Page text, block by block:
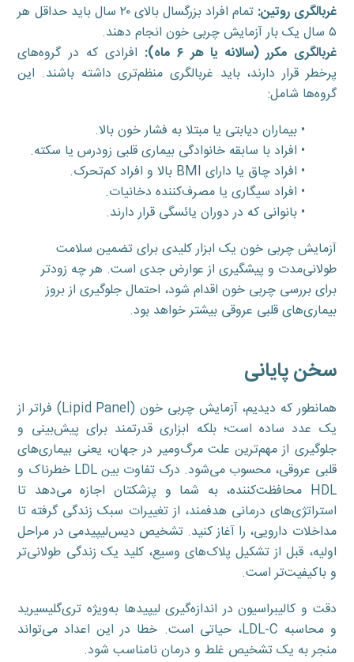
غربالگری روتین:
تمام افراد بزرگسال بالای ۲۰ سال باید حداقل هر
۵ سال یک بار آزمایش چربی خون انجام دهند.
غربالگری مکرر (سالانه یا هر ۶ ماه):
افرادی که در گروه‌های
پرخطر قرار دارند، باید غربالگری منظم‌تری داشته باشند. این
گروه‌ها شامل:
• بیماران دیابتی یا مبتلا به فشار خون بالا.
• افراد با سابقه خانوادگی بیماری قلبی زودرس یا سکته.
• افراد چاق یا دارای BMI بالا و افراد کم‌تحرک.
• افراد سیگاری یا مصرف‌کننده دخانیات.
• بانوانی که در دوران یائسگی قرار دارند.
آزمایش چربی خون یک ابزار کلیدی برای تضمین سلامت
طولانی‌مدت و پیشگیری از عوارض جدی است. هر چه زودتر
برای بررسی چربی خون اقدام شود، احتمال جلوگیری از بروز
بیماری‌های قلبی عروقی بیشتر خواهد بود.
سخن پایانی
همانطور که دیدیم، آزمایش چربی خون (Lipid Panel) فراتر از
یک عدد ساده است؛ بلکه ابزاری قدرتمند برای پیش‌بینی و
جلوگیری از مهم‌ترین علت مرگ‌ومیر در جهان، یعنی بیماری‌های
قلبی عروقی، محسوب می‌شود. درک تفاوت بین LDL خطرناک و
HDL محافظت‌کننده، به شما و پزشکتان اجازه می‌دهد تا
استراتژی‌های درمانی هدفمند، از تغییرات سبک زندگی گرفته تا
مداخلات دارویی، را آغاز کنید. تشخیص دیس‌لیپیدمی در مراحل
اولیه، قبل از تشکیل پلاک‌های وسیع، کلید یک زندگی طولانی‌تر
و باکیفیت‌تر است.
دقت و کالیبراسیون در اندازه‌گیری لیپیدها به‌ویژه تری‌گلیسیرید
و محاسبه LDL-C، حیاتی است. خطا در این اعداد می‌تواند
منجر به یک تشخیص غلط و درمان نامناسب شود.